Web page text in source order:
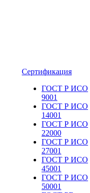
Сертификация
ГОСТ Р ИСО
9001
ГОСТ Р ИСО
14001
ГОСТ Р ИСО
22000
ГОСТ Р ИСО
27001
ГОСТ Р ИСО
45001
ГОСТ Р ИСО
50001